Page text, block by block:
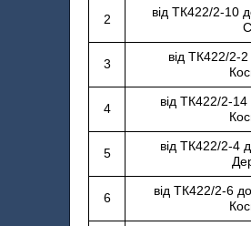
2
від ТК422/2-10
3
від ТК422/2-
4
від ТК422/2-
5
від ТК422/2-4
6
від ТК422/2-6